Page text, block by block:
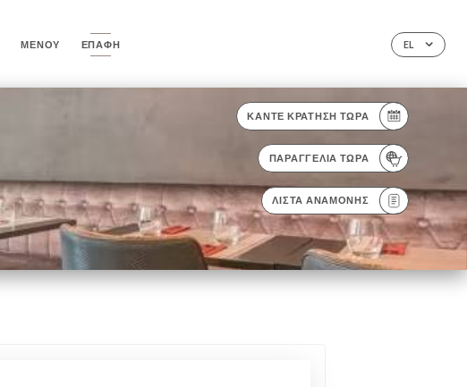
EL
ΜΕΝΟΎ ΕΠΑΦΉ
ΚΆΝΤΕ ΚΡΆΤΗΣΗ ΤΏΡΑ
ΠΑΡΑΓΓΕΛΊΑ ΤΏΡΑ
ΛΊΣΤΑ ΑΝΑΜΟΝΉΣ